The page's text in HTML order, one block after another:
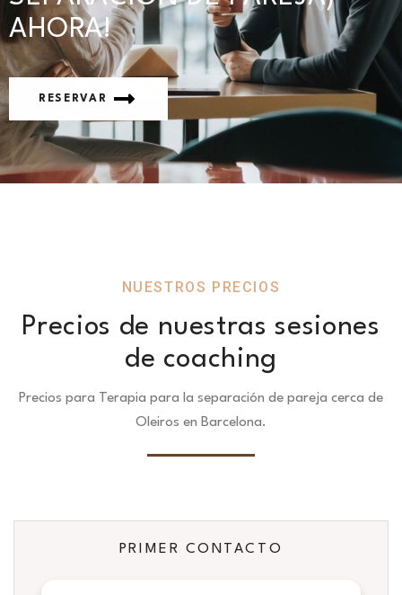
AHORA!
RESERVAR
NUESTROS PRECIOS
Precios de nuestras sesiones
de coaching
Precios para Terapia para la separación de pareja cerca de
Oleiros en Barcelona.
PRIMER CONTACTO